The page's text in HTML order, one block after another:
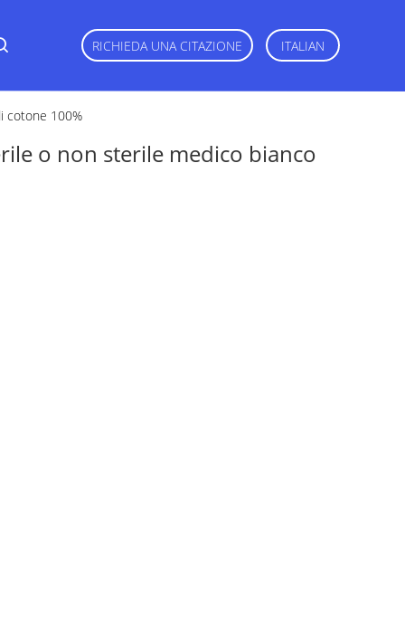
RICHIEDA UNA CITAZIONE ITALIAN
cotone 100%
o non sterile medico bianco